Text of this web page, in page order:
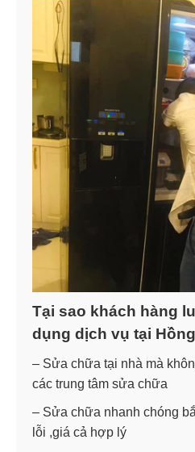
Tại sao khách hàng
dụng dịch vụ tại
– Sửa chữa tại nhà mà
các trung tâm sửa chữa
– Sửa chữa nhanh chóng
lỗi ,giá cả hợp lý